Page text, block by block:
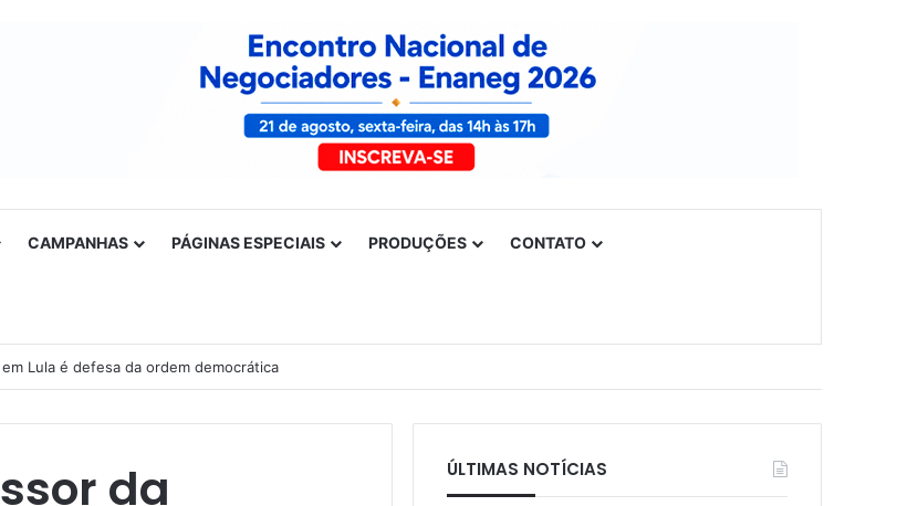
CAMPANHAS PÁGINAS ESPECIAIS PRODUÇÕES CONTATO
Lula é defesa da ordem democrática
da
ÚLTIMAS NOTÍCIAS